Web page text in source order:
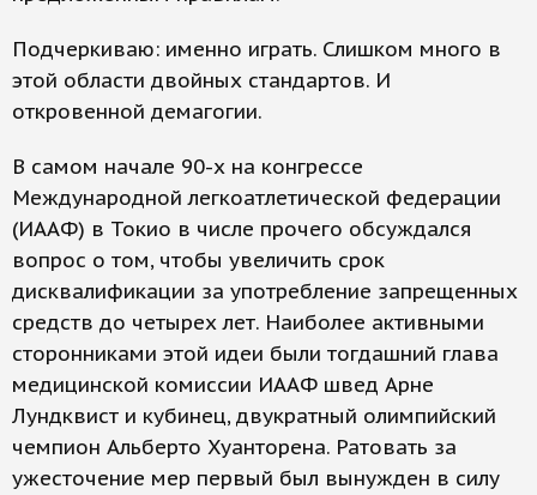
Подчеркиваю: именно играть. Слишком много в
этой области двойных стандартов. И
откровенной демагогии.
В самом начале 90-х на конгрессе
Международной легкоатлетической федерации
(ИААФ) в Токио в числе прочего обсуждался
вопрос о том, чтобы увеличить срок
дисквалификации за употребление запрещенных
средств до четырех лет. Наиболее активными
сторонниками этой идеи были тогдашний глава
медицинской комиссии ИААФ швед Арне
Лундквист и кубинец, двукратный олимпийский
чемпион Альберто Хуанторена. Ратовать за
ужесточение мер первый был вынужден в силу